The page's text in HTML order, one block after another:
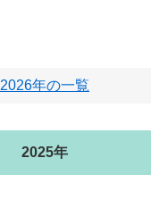
2026年の一覧
2025年